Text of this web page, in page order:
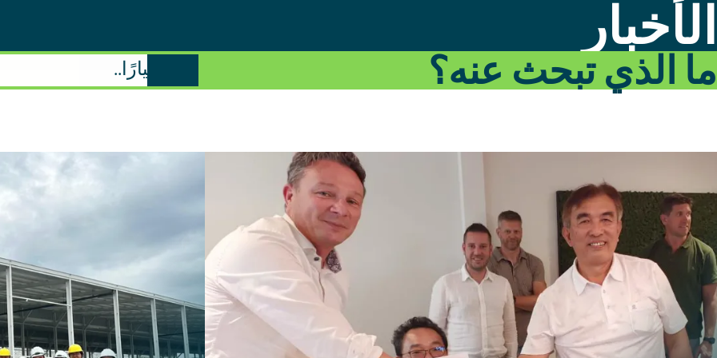
الأخبار
ما الذي تبحث عنه؟
اتخذ خيارًا..
المقابلات